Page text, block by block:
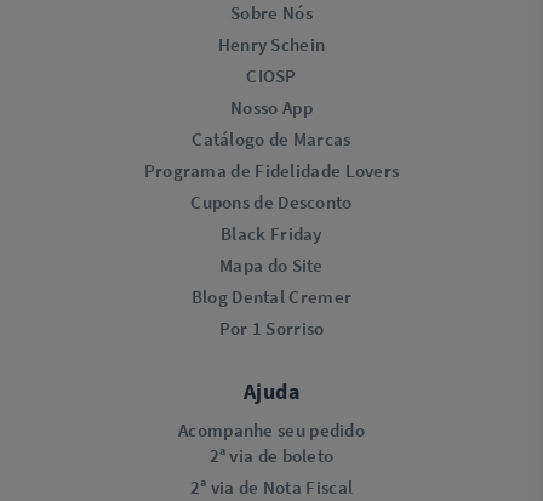
Sobre Nós
Henry Schein
CIOSP
Nosso App
Catálogo de Marcas
Programa de Fidelidade Lovers​
Cupons de Desconto
Black Friday
Mapa do Site
Blog Dental Cremer
Por 1 Sorriso
Ajuda
Acompanhe seu pedido
2ª via de boleto
2ª via de Nota Fiscal